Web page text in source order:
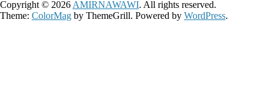
Copyright © 2026 AMIRNAWAWI. All rights reserved.
Theme: ColorMag by ThemeGrill. Powered by WordPress.